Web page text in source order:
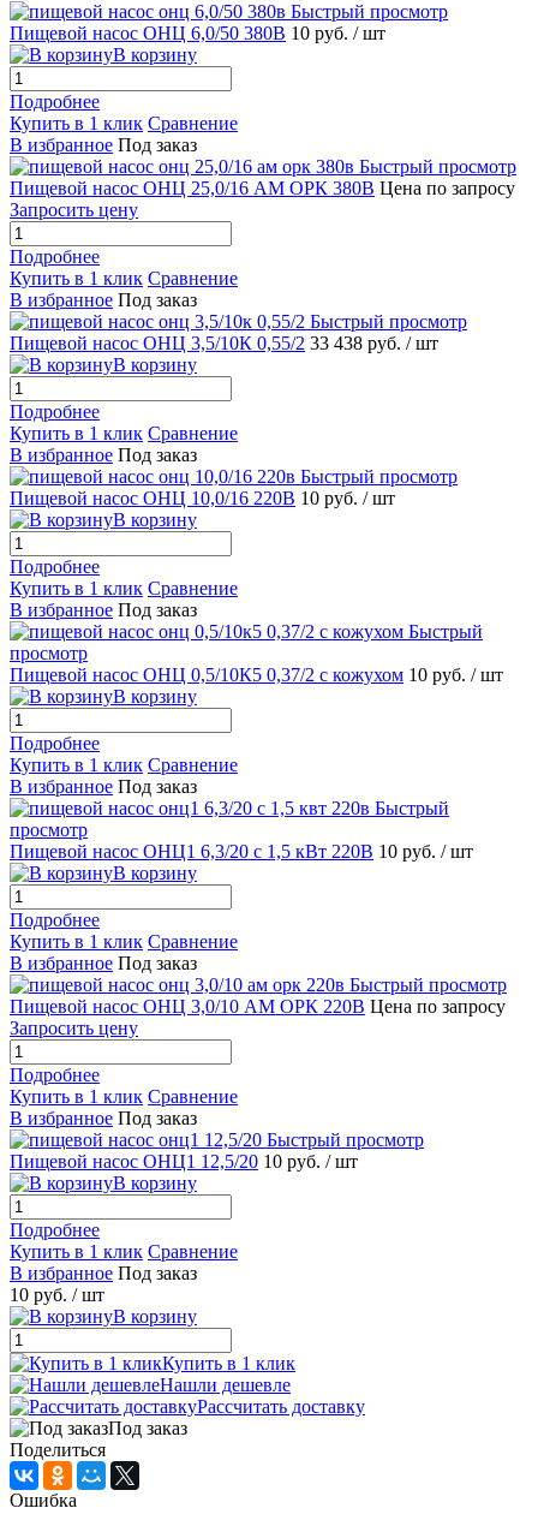
Быстрый просмотр
Пищевой насос ОНЦ 6,0/50 380В 10 руб. / шт
В корзину
Подробнее
Купить в 1 клик Сравнение
В избранное Под заказ
Быстрый просмотр
Пищевой насос ОНЦ 25,0/16 АМ ОРК 380В Цена по запросу
Запросить цену
Подробнее
Купить в 1 клик Сравнение
В избранное Под заказ
Быстрый просмотр
Пищевой насос ОНЦ 3,5/10К 0,55/2 33 438 руб. / шт
В корзину
Подробнее
Купить в 1 клик Сравнение
В избранное Под заказ
Быстрый просмотр
Пищевой насос ОНЦ 10,0/16 220В 10 руб. / шт
В корзину
Подробнее
Купить в 1 клик Сравнение
В избранное Под заказ
Быстрый
просмотр
Пищевой насос ОНЦ 0,5/10К5 0,37/2 с кожухом 10 руб. / шт
В корзину
Подробнее
Купить в 1 клик Сравнение
В избранное Под заказ
Быстрый
просмотр
Пищевой насос ОНЦ1 6,3/20 с 1,5 кВт 220В 10 руб. / шт
В корзину
Подробнее
Купить в 1 клик Сравнение
В избранное Под заказ
Быстрый просмотр
Пищевой насос ОНЦ 3,0/10 АМ ОРК 220В Цена по запросу
Запросить цену
Подробнее
Купить в 1 клик Сравнение
В избранное Под заказ
Быстрый просмотр
Пищевой насос ОНЦ1 12,5/20 10 руб. / шт
В корзину
Подробнее
Купить в 1 клик Сравнение
В избранное Под заказ
10 руб. / шт
В корзину
Купить в 1 клик
Нашли дешевле
Рассчитать доставку
Под заказ
Поделиться
Ошибка